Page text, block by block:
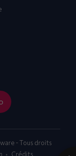
- Tous droits
Crédits